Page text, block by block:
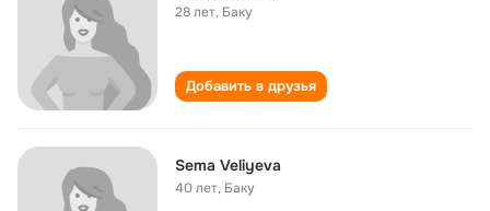
28 лет, Баку
Добавить в друзья
Sema Veliyeva
40 лет, Баку